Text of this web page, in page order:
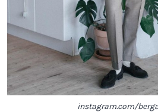
instagram.com/